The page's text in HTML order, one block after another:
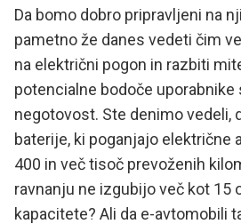
Da bomo dobro pripravljeni na
pametno že danes vedeti čim
na električni pogon in razbiti
potencialne bodoče
negotovost. Ste denimo vedeli,
baterije, ki poganjajo električne
400 in več tisoč prevoženih
ravnanju ne izgubijo več kot 15
kapacitete? Ali da e-avtomobili